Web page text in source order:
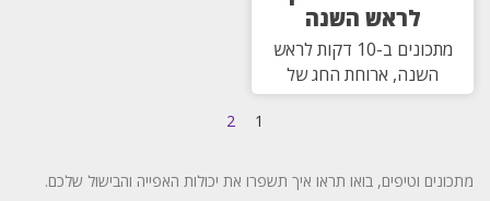
לראש השנה
מתכונים ב-10 דקות לראש
השנה, ארוחת החג של
1
2
מתכונים וטיפים, בואו תראו איך תשפרו את יכולות האפייה והבישול שלכם.